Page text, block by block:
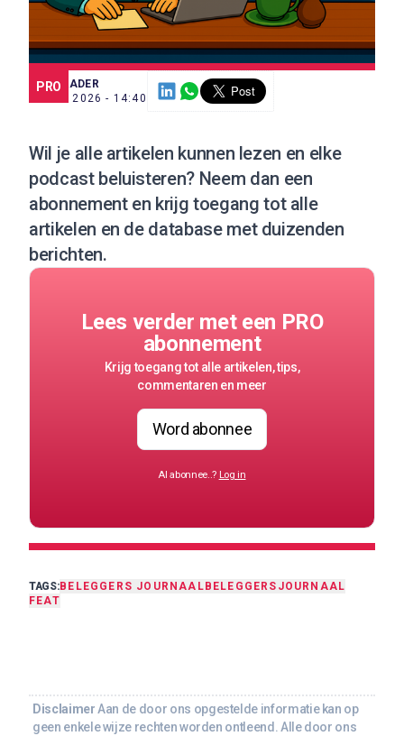
PRO
SCE TRADER
14 MEI 2026 - 14:40
Wil je alle artikelen kunnen lezen en elke
podcast beluisteren? Neem dan een
abonnementen krijg toegang tot alle
artikelen en de database met duizenden
berichten.
Lees verder met een PRO
abonnement
Krijg toegang tot alle artikelen, tips,
commentaren en meer
Word abonnee
Al abonnee..? Log in
TAGS:BELEGGERS JOURNAAL BELEGGERSJOURNAAL
FEAT
Disclaimer Aan de door ons opgestelde informatie kan op
geen enkele wijze rechten worden ontleend. Alle door ons